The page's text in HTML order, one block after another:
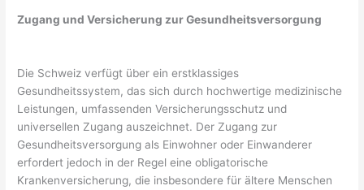
Zugang und Versicherung zur Gesundheitsversorgung
Die Schweiz verfügt über ein erstklassiges
Gesundheitssystem, das sich durch hochwertige medizinische
Leistungen, umfassenden Versicherungsschutz und
universellen Zugang auszeichnet. Der Zugang zur
Gesundheitsversorgung als Einwohner oder Einwanderer
erfordert jedoch in der Regel eine obligatorische
Krankenversicherung, die insbesondere für ältere Menschen